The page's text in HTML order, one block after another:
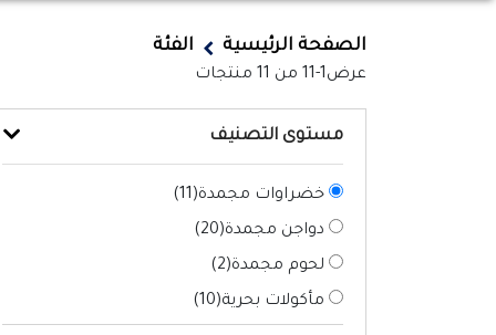
الصفحة الرئيسية الفئة
عرض1-11 من 11 منتجات
مستوى التصنيف
خضراوات مجمدة(11
)
دواجن مجمدة(20
)
لحوم مجمدة(2
)
مأكولات بحرية(10
)